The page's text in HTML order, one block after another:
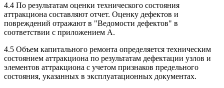
4.4 По результатам оценки технического состояния
аттракциона составляют отчет. Оценку дефектов и
повреждений отражают в "Ведомости дефектов" в
соответствии с приложением А.
4.5 Объем капитального ремонта определяется техническим
состоянием аттракциона по результатам дефектации узлов и
элементов аттракциона с учетом признаков предельного
состояния, указанных в эксплуатационных документах.